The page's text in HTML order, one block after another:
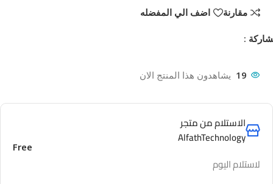
مقارنة اضف الي المفضله
:
19 يشاهدون هذا المنتج الان
الاستلام من متجر
AlfathTechnology
لاستلام اليوم
Free